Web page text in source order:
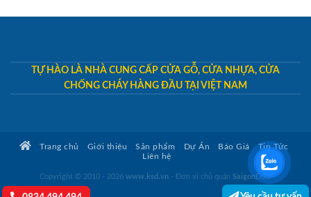
TỰ HÀO LÀ NHÀ CUNG CẤP CỬA GỖ, CỬA NHỰA, CỬA
CHỐNG CHÁY HÀNG ĐẦU TẠI VIỆT NAM
Trang chủ Giới thiệu Sản phẩm Dự Án Báo Giá
Tin Tức
Liên hệ
Copyright © 2010 - 2026 www.ksd.vn- Đơn vị chủ quản SaigonDoor